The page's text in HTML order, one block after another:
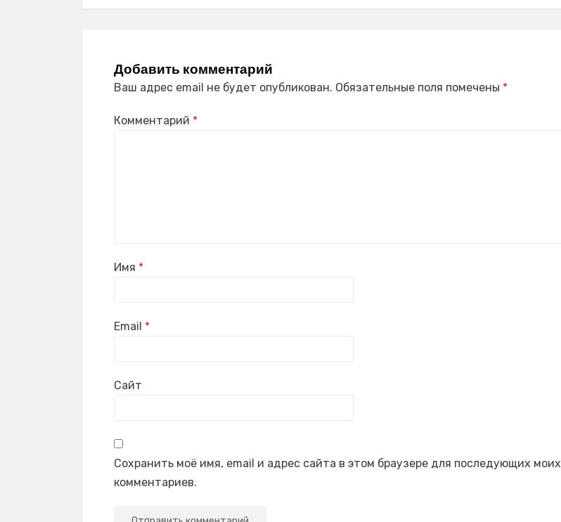
Добавить комментарий
Ваш адрес email не будет опубликован. Обязательные поля помечены *
Комментарий *
Имя *
Email *
Сайт
Сохранить моё имя, email и адрес сайта в этом браузере для последующих моих
комментариев.